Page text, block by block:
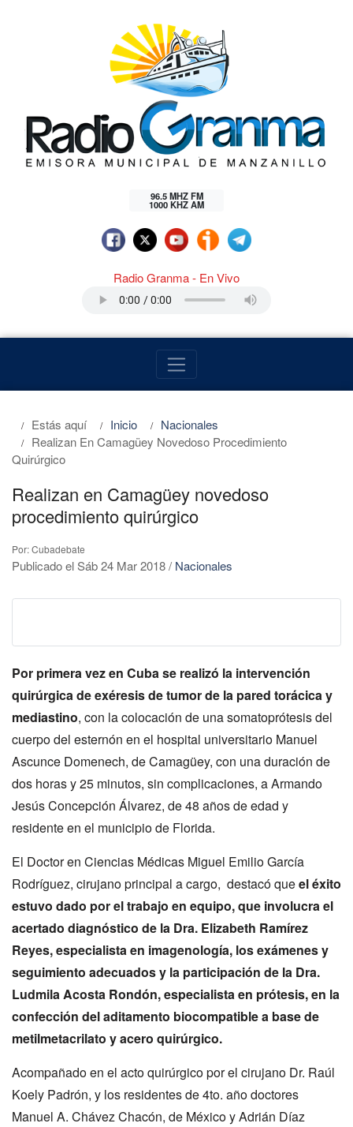
96.5 MHZ FM
1000 KHZ AM
Radio Granma - En Vivo
Estás aquí Inicio
Nacionales
Realizan En Camagüey Novedoso Procedimiento
Quirúrgico
Realizan en Camagüey novedoso
procedimiento quirúrgico
Por: Cubadebate
Publicado el Sáb 24 Mar 2018/ Nacionales
Por primera vez en Cuba se realizó la intervención
quirúrgica de exéresis de tumor de la pared torácica y
mediastino, con la colocación de una somatoprótesis del
cuerpo del esternón en el hospital universitario Manuel
Ascunce Domenech, de Camagüey, con una duración de
dos horas y 25 minutos, sin complicaciones, a Armando
Jesús Concepción Álvarez, de 48 años de edad y
residente en el municipio de Florida.
El Doctor en Ciencias Médicas Miguel Emilio García
Rodríguez, cirujano principal a cargo, destacó queel éxito
estuvo dado por el trabajo en equipo, que involucra el
acertado diagnóstico de la Dra. Elizabeth Ramírez
Reyes, especialista en imagenología, los exámenes y
seguimiento adecuados y la participación de la Dra.
Ludmila Acosta Rondón, especialista en prótesis, en la
confección del aditamento biocompatible a base de
metilmetacrilato y acero quirúrgico.
Acompañado en el acto quirúrgico por el cirujano Dr. Raúl
Koely Padrón, y los residentes de 4to. año doctores
Manuel A. Chávez Chacón, de México y Adrián Díaz